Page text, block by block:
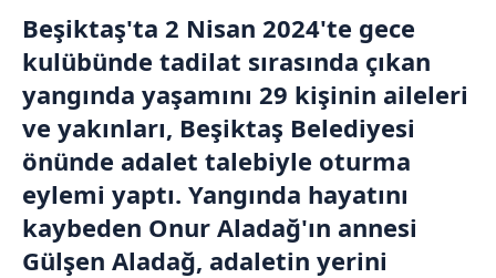
Beşiktaş'ta 2 Nisan 2024'te gece
kulübünde tadilat sırasında çıkan
yangında yaşamını 29 kişinin aileleri
ve yakınları, Beşiktaş Belediyesi
önünde adalet talebiyle oturma
eylemi yaptı. Yangında hayatını
kaybeden Onur Aladağ'ın annesi
Gülşen Aladağ, adaletin yerini